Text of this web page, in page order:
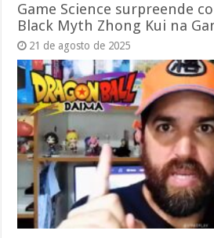
Game Science surpreende
Black Myth Zhong Kui na
21 de agosto de 2025